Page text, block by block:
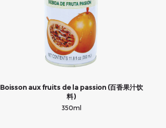
Boisson aux fruits de la passion (百香果汁饮
料)
350ml